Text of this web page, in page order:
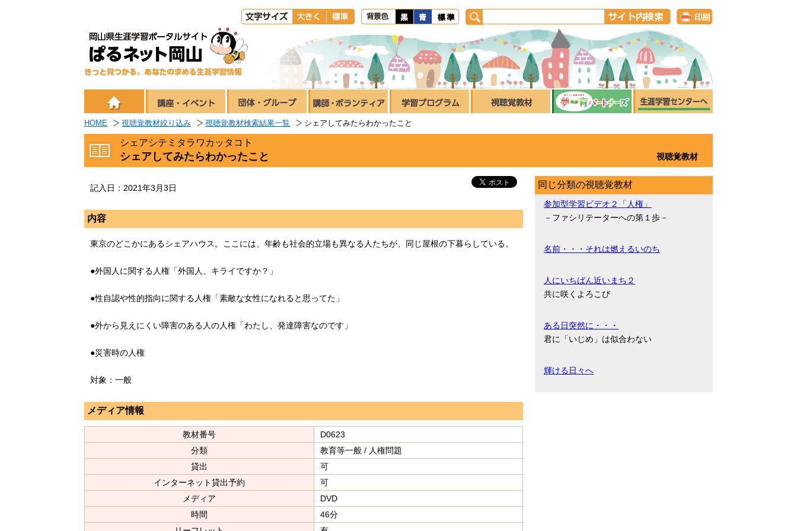
HOME 視聴覚教材絞り込み 視聴覚教材検索結果一覧 シェアしてみたらわかったこと
シェアシテミタラワカッタコト
シェアしてみたらわかったこと 視聴覚教材
記入日：2021年3月3日
内容
東京のどこかにあるシェアハウス。ここには、年齢も社会的立場も異なる人たちが、同じ屋根の下暮らしている。
●外国人に関する人権「外国人、キライですか？」
●性自認や性的指向に関する人権「素敵な女性になれると思ってた」
●外から見えにくい障害のある人の人権「わたし、発達障害なのです」
●災害時の人権
対象：一般
メディア情報
教材番号
D0623
分類
教育等一般 / 人権問題
貸出
可
インターネット貸出予約
可
メディア
DVD
時間
46分
同じ分類の視聴覚教材
参加型学習ビデオ２「人権」
－ファシリテーターへの第１歩－
名前・・・それは燃えるいのち
人にいちばん近いまち２
共に咲くよろこび
ある日突然に・・・
君に「いじめ」は似合わない
輝ける日々へ